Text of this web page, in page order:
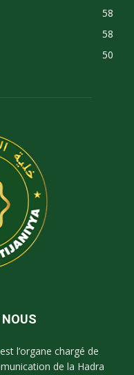
58
58
50
NOUS
l’organe chargé de
de la Hadra